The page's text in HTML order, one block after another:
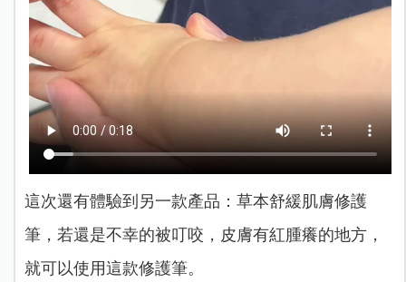
這次還有體驗到另一款產品：草本舒緩肌膚修護
筆，若還是不幸的被叮咬，皮膚有紅腫癢的地方，
就可以使用這款修護筆。